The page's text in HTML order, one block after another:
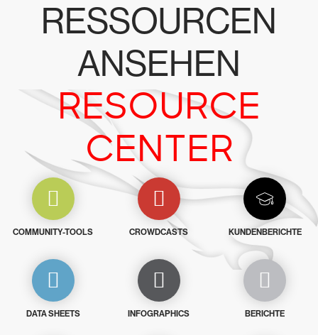
RESSOURCEN
ANSEHEN
RESOURCE
CENTER
COMMUNITY-TOOLS CROWDCASTS KUNDENBERICHTE
DATA SHEETS INFOGRAPHICS BERICHTE